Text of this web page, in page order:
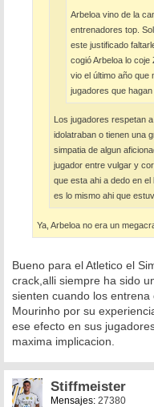
Arbeloa vino de la
entrenadores top.
este justificado
cogió Arbeloa lo
vio el último año que
jugadores que
Los jugadores respetan
idolatraban o tienen una
simpatia de algun
jugador entre vulgar y
que esta ahi a dedo en
es lo mismo ahi que
Ya, Arbeloa no era un
Bueno para el Atletico el
crack,alli siempre ha sido
sienten cuando los
Mourinho por su
ese efecto en sus
maxima implicacion.
Stiffmeister
Mensajes: 27380